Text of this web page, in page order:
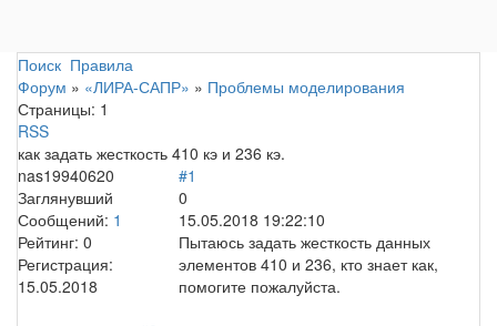
Поиск Правила
Форум » «ЛИРА-САПР» » Проблемы моделирования
Страницы: 1
RSS
как задать жесткость 410 кэ и 236 кэ.
nas19940620
Заглянувший
Сообщений: 1
Рейтинг: 0
Регистрация:
15.05.2018
#1
0
15.05.2018 19:22:10
Пытаюсь задать жесткость данных
элементов 410 и 236, кто знает как,
помогите пожалуйста.